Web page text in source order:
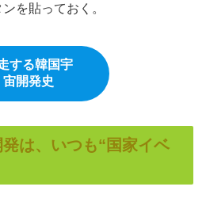
を貼っておく。
する韓国宇
宙開発史
は、いつも“国家イベ